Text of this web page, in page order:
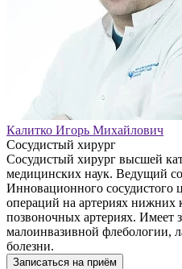
Калитко Игорь Михайлович
Сосудистый хирург
Сосудистый хирург высшей
медицинских наук. Ведущий
Инновационного сосудистого
операций на артериях нижних
позвоночных артериях. Имеет
малоинвазивной флебологии,
болезни.
Записаться на приём